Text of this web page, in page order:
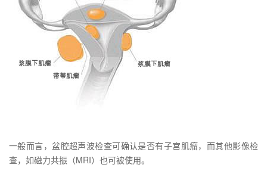
一般而言，盆腔超声波检查可确认是否有子宫肌瘤，而其他影像检
查，如磁力共振（MRI）也可被使用。